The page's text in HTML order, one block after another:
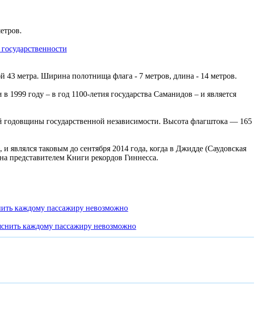
43 метра. Ширина полотнища флага - 7 метров, длина - 14 метров.
году – в год 1100-летия государства Саманидов – и является
государственной независимости. Высота флагштока — 165
таковым до сентября 2014 года, когда в Джидде (Саудовская
представителем Книги рекордов Гиннесса.
каждому пассажиру невозможно